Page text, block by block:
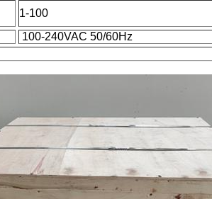
1-100
100-240VAC 50/60Hz